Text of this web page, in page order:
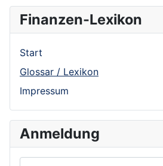
Finanzen-Lexikon
Start
Glossar / Lexikon
Impressum
Anmeldung